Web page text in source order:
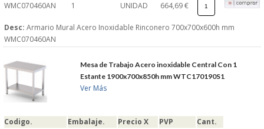
WMC070460AN 1 UNIDAD 664,69 €
Desc: Armario Mural Acero Inoxidable Rinconero 700x700x600h mm
WMC070460AN
Mesa de Trabajo Acero inoxidable Central Con 1
Estante 1900x700x850h mm WTC170190S1
Ver Más
Codigo. Embalaje. Precio X PVP Cant.